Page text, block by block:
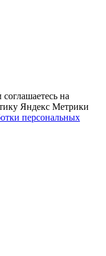
на
Яндекс Метрики
персональных